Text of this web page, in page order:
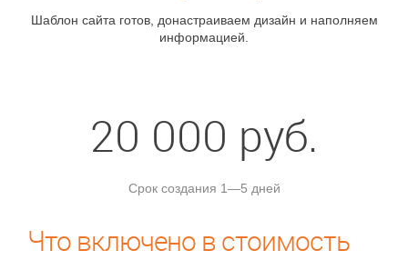
Шаблон сайта готов, донастраиваем дизайн и наполняем
информацией.
20 000 руб.
Срок создания 1—5 дней
Что включено в стоимость